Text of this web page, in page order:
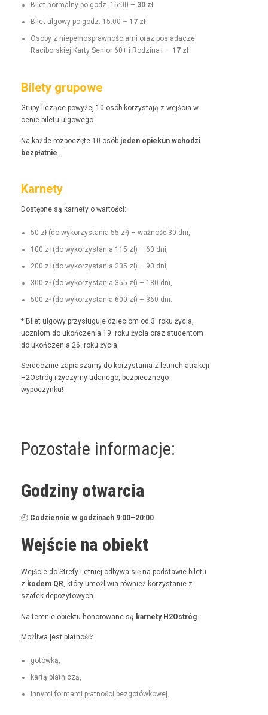
Bilet nor­mal­ny po godz. 15:00 – 30 zł
Bilet ulgo­wy po godz. 15:00 – 17 zł
Oso­by z niepełnosprawnoś­ci­a­mi oraz posi­adacze
Raci­borskiej Kar­ty Senior 60+ i Rodz­i­na+ – 17 zł
Bilety grupowe
Grupy liczące powyżej 10 osób korzys­ta­ją z wejś­cia w
cenie bile­tu ulgowego.
Na każde rozpoczęte 10 osób jeden opiekun wchodzi
bezpłat­nie.
Karnety
Dostęp­ne są kar­ne­ty o wartości:
50 zł (do wyko­rzys­ta­nia 55 zł) – ważność 30 dni,
100 zł (do wyko­rzys­ta­nia 115 zł) – 60 dni,
200 zł (do wyko­rzys­ta­nia 235 zł) – 90 dni,
300 zł (do wyko­rzys­ta­nia 355 zł) – 180 dni,
500 zł (do wyko­rzys­ta­nia 600 zł) – 360 dni.
* Bilet ulgo­wy przysługu­je dzieciom od 3. roku życia,
uczniom do ukończenia 19. roku życia oraz stu­den­tom
do ukończenia 26. roku życia.
Serdecznie zaprasza­my do korzys­ta­nia z let­nich atrakcji
H2Ostróg i życzymy udanego, bez­piecznego
wypoczynku!
Pozostałe informacje:
Godziny otwarcia
🕘 Codzi­en­nie w godz­i­nach 9:00–20:00
Wejście na obiekt
Wejś­cie do Stre­fy Let­niej odby­wa się na pod­staw­ie bile­tu
z kodem QR, który umożli­wia również korzys­tanie z
szafek depozytowych.
Na tere­nie obiek­tu hon­orowane są kar­ne­ty H2Ostróg
Możli­wa jest płatność:
gotówką,
kartą płat­niczą,
inny­mi for­ma­mi płat­noś­ci bezgotówkowej.